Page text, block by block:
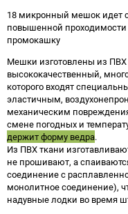
18 микронный мешок идет
повышенной проходимости
промокашку
Мешки изготовлены из
высококачественный,
которого входят
эластичным,
механическим
смене погодных и
держит форму ведра.
Из ПВХ ткани
не прошивают, а
соединение с
монолитное соединение),
надувные лодки во время